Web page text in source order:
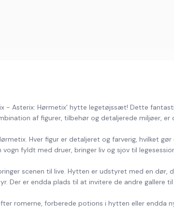
- Asterix: Hørmetix' hytte legetøjssæt! Dette
af figurer, tilbehør og detaljerede miljøer,
Hver figur er detaljeret og farverig, hvilket
fyldt med druer, bringer liv og sjov til
scenen til live. Hytten er udstyret med en dør,
Der er endda plads til at invitere de andre gallere
romerne, forberede potions i hytten eller endda